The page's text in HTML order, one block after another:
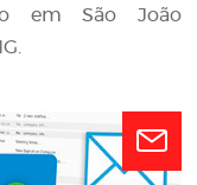
em São João